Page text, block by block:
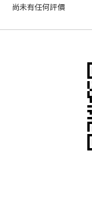
尚未有任何評價